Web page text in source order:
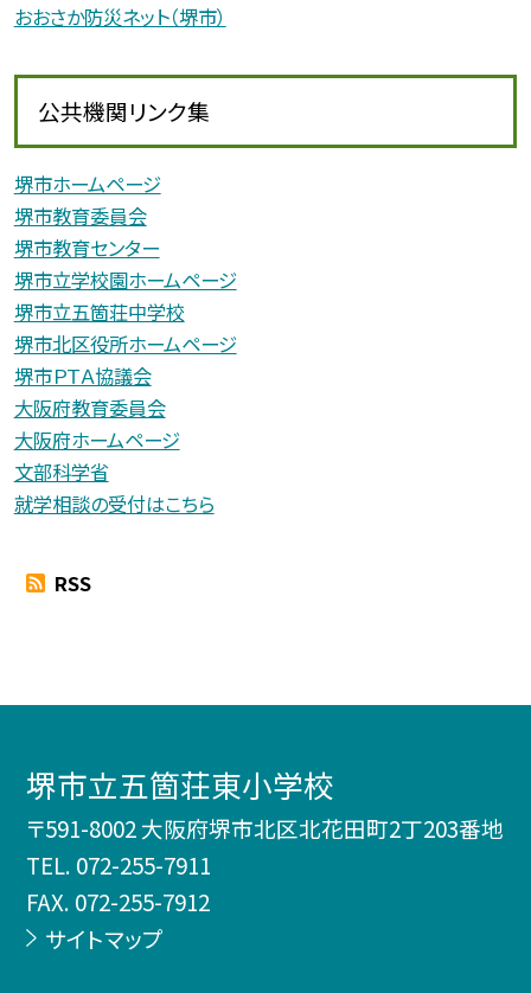
おおさか防災ネット（堺市）
公共機関リンク集
堺市ホームページ
堺市教育委員会
堺市教育センター
堺市立学校園ホームページ
堺市立五箇荘中学校
堺市北区役所ホームページ
堺市ＰＴＡ協議会
大阪府教育委員会
大阪府ホームページ
文部科学省
就学相談の受付はこちら
RSS
堺市立五箇荘東小学校
〒591-8002 大阪府堺市北区北花田町2丁203番地
TEL. 072-255-7911
FAX. 072-255-7912
サイトマップ